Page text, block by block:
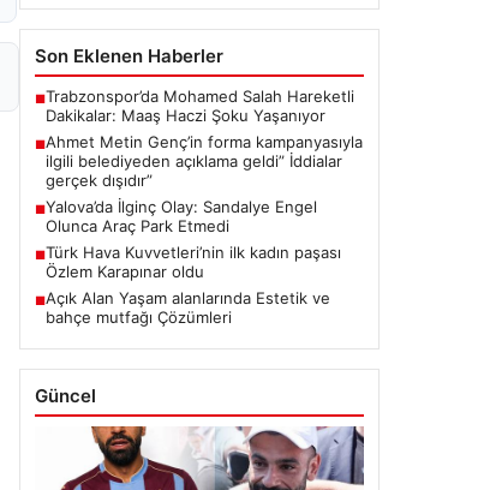
Son Eklenen Haberler
■Trabzonspor’da Mohamed Salah Hareketli
Dakikalar: Maaş Haczi Şoku Yaşanıyor
■Ahmet Metin Genç’in forma kampanyasıyla
ilgili belediyeden açıklama geldi” İddialar
gerçek dışıdır”
■Yalova’da İlginç Olay: Sandalye Engel
Olunca Araç Park Etmedi
■Türk Hava Kuvvetleri’nin ilk kadın paşası
Özlem Karapınar oldu
■Açık Alan Yaşam alanlarında Estetik ve
bahçe mutfağı Çözümleri
Güncel